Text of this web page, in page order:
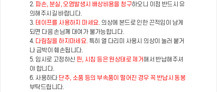
2. 파손, 분실, 오염발생시 배상비용을 청구하오니 이점 반드시 유
의해주시길 바랍니다.
3. 테이프를 사용하지 마세요. 의상에 본드로 인한 끈적임이 남게
되면 다음 손님께 대여가 불가능합니다.
4. 다림질을 하지마세요. 특히 열 다리미 사용시 의상이 눌러 붙거
나 금박이 훼손됩니다.
5. 임시로 고정하신 핀, 시침 등은 원상태로 제거 해서 반납해주셔
야 합니다.
6. 사용하다 단추, 소품 등의 부속품이 떨어진 경우 꼭 반납시 동봉
부탁드립니다.